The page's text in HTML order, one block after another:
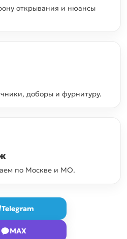
открывания и нюансы
доборы и фурнитуру.
по Москве и МО.
Telegram
MAX